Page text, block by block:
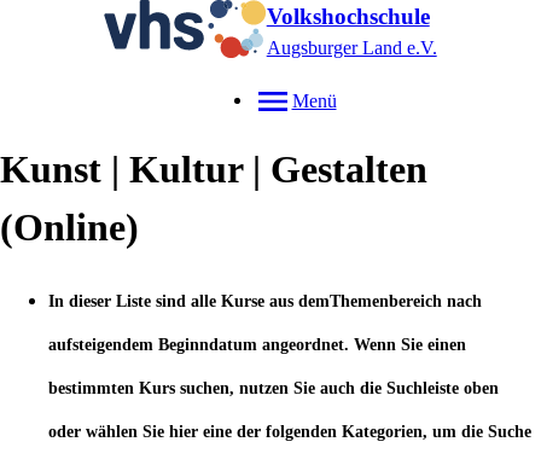
Volkshochschule
Augsburger Land e.V.
Menü
Kunst | Kultur | Gestalten
(Online)
In dieser Liste sind alle Kurse aus demThemenbereich nach
aufsteigendem Beginndatum angeordnet. Wenn Sie einen
bestimmten Kurs suchen, nutzen Sie auch die Suchleiste oben
oder wählen Sie hier eine der folgenden Kategorien, um die Suche